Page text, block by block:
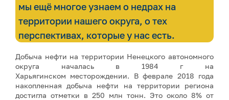
мы ещё многое узнаем о недрах на
территории нашего округа, о тех
перспективах, которые у нас есть.
Добыча нефти на территории Ненецкого автономного
округа началась в 1984 г на
Харьягинском месторождении. В феврале 2018 года
накопленная добыча нефти на территории региона
достигла отметки в 250 млн тонн. Это около 8% от